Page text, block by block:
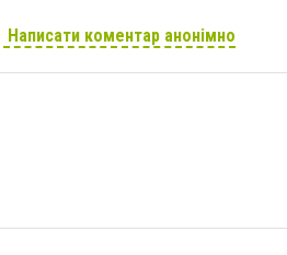
Написати коментар анонімно